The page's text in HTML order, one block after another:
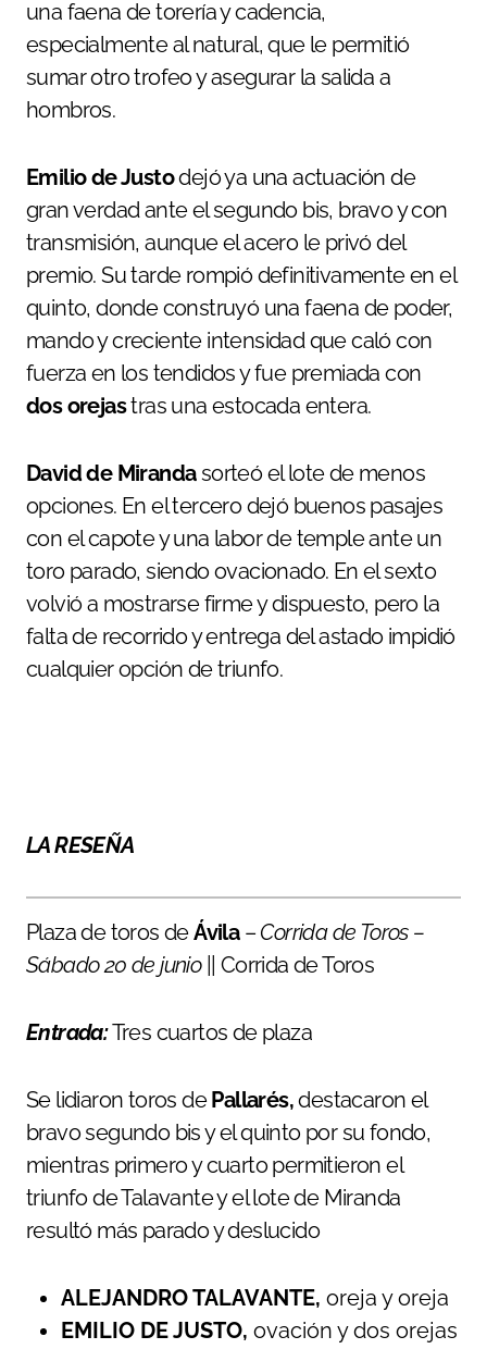
una faena de torería y cadencia,
especialmente al natural, que le permitió
sumar otro trofeo y asegurar la salida a
hombros.
Emilio de Justodejó ya una actuación de
gran verdad ante el segundo bis, bravo y con
transmisión, aunque el acero le privó del
premio. Su tarde rompió definitivamente en el
quinto, donde construyó una faena de poder,
mando y creciente intensidad que caló con
fuerza en los tendidos y fue premiada con
dos orejastras una estocada entera.
David de Mirandasorteó el lote de menos
opciones. En el tercero dejó buenos pasajes
con el capote y una labor de temple ante un
toro parado, siendo ovacionado. En el sexto
volvió a mostrarse firme y dispuesto, pero la
falta de recorrido y entrega del astado impidió
cualquier opción de triunfo.
LA RESEÑA
Plaza de toros deÁvila –Corrida de Toros –
Sábado 20 de junio
|| Corrida de Toros
Entrada:Tres cuartos de plaza
Se lidiaron toros dePallarés,destacaron el
bravo segundo bis y el quinto por su fondo,
mientras primero y cuarto permitieron el
triunfo de Talavante y el lote de Miranda
resultó más parado y deslucido
ALEJANDRO TALAVANTE, oreja y oreja
EMILIO DE JUSTO, ovación y dos orejas